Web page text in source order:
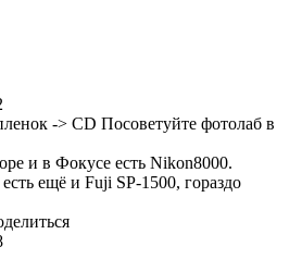
-> CD Посоветуйте фотолаб в
и в Фокусе есть Nikon8000.
ещё и Fuji SP-1500, гораздо